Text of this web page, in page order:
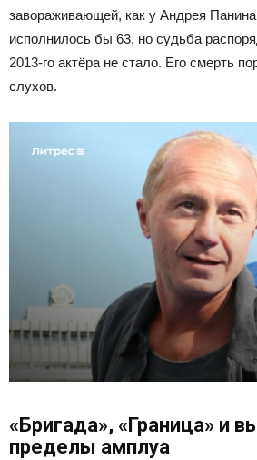
завораживающей, как у Андрея
исполнилось бы 63, но судьба
2013-го актёра не стало. Его смерть
слухов.
«Бригада», «Граница» и
пределы амплуа